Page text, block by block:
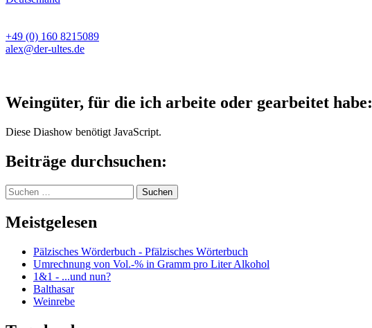
+49 (0) 160 8215089
alex@der-ultes.de
Weingüter, für die ich arbeite oder gearbeitet habe:
Diese Diashow benötigt JavaScript.
Beiträge durchsuchen:
Suchen
nach:
Meistgelesen
Pälzisches Wörderbuch - Pfälzisches Wörterbuch
Umrechnung von Vol.-% in Gramm pro Liter Alkohol
1&1 - ...und nun?
Balthasar
Weinrebe